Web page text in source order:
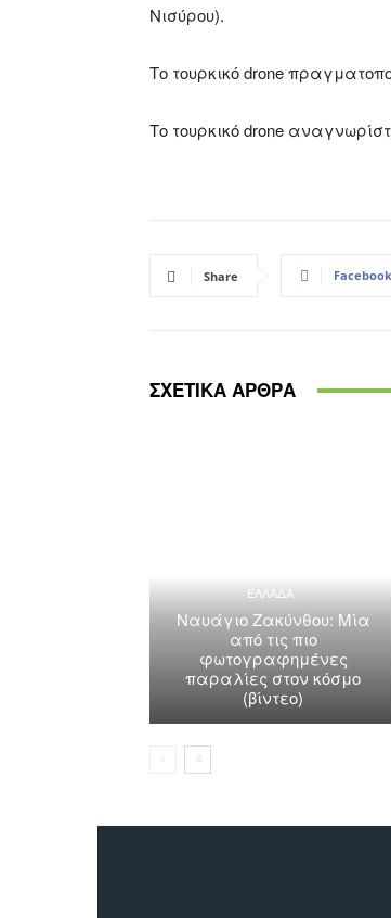
Νισύρου).
Το τουρκικό drone
Το τουρκικό drone
Share Facebook
ΣΧΕΤΙΚΑ ΑΡΘΡΑ
ΕΛΛΑΔΑ
Ναυάγιο Ζακύνθου: Μία
από τις πιο
φωτογραφημένες
παραλίες στον κόσμο
(βίντεο)